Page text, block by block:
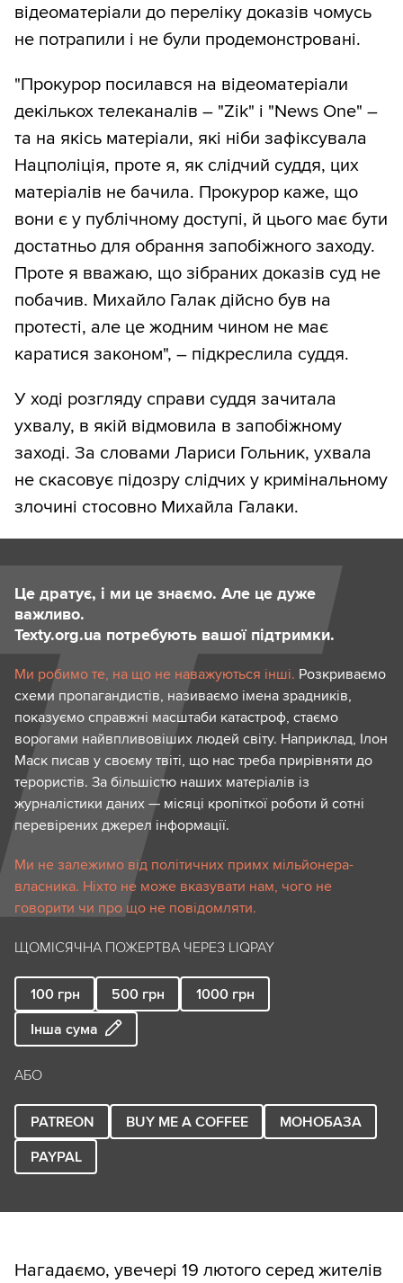
відеоматеріали до переліку доказів чомусь
не потрапили і не були продемонстровані.
"Прокурор посилався на відеоматеріали
декількох телеканалів – "Zik" і "News One" –
та на якісь матеріали, які ніби зафіксувала
Нацполіція, проте я, як слідчий суддя, цих
матеріалів не бачила. Прокурор каже, що
вони є у публічному доступі, й цього має бути
достатньо для обрання запобіжного заходу.
Проте я вважаю, що зібраних доказів суд не
побачив. Михайло Галак дійсно був на
протесті, але це жодним чином не має
каратися законом", – підкреслила суддя.
У ході розгляду справи суддя зачитала
ухвалу, в якій відмовила в запобіжному
заході. За словами Лариси Гольник, ухвала
не скасовує підозру слідчих у кримінальному
злочині стосовно Михайла Галаки.
Це дратує, і ми це знаємо. Але це дуже
важливо.
Texty.org.ua потребують вашої підтримки.
Ми робимо те, на що не наважуються інші. Розкриваємо
схеми пропагандистів, називаємо імена зрадників,
показуємо справжні масштаби катастроф, стаємо
ворогами найвпливовіших людей світу. Наприклад, Ілон
Маск писав у своєму твіті, що нас треба прирівняти до
терористів. За більшістю наших матеріалів із
журналістики даних — місяці кропіткої роботи й сотні
перевірених джерел інформації.
Ми не залежимо від політичних примх мільйонера-
власника. Ніхто не може вказувати нам, чого не
говорити чи про що не повідомляти.
ЩОМІСЯЧНА ПОЖЕРТВА ЧЕРЕЗ LIQPAY
100 грн 500 грн 1000 грн
Інша сума
АБО
PATREON BUY ME A COFFEE
МОНОБАЗА
PAYPAL
Нагадаємо, увечері 19 лютого серед жителів